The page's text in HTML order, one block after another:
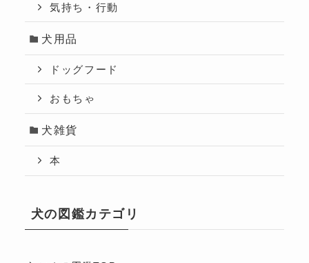
気持ち・行動
犬用品
ドッグフード
おもちゃ
犬雑貨
本
犬の図鑑カテゴリ